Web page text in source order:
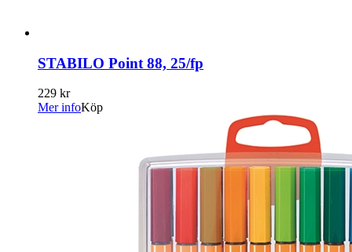
STABILO Point 88, 25/fp
229 kr
Mer infoKöp